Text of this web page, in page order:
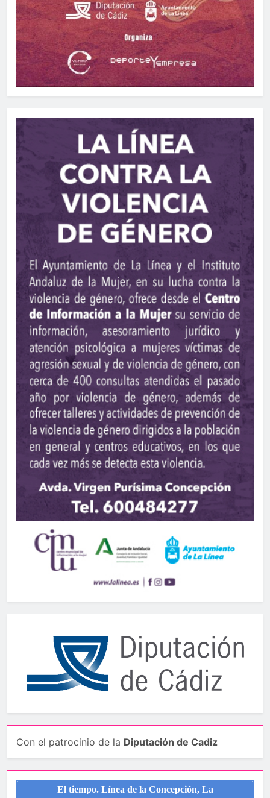
Con el patrocinio de la Diputación de Cadiz